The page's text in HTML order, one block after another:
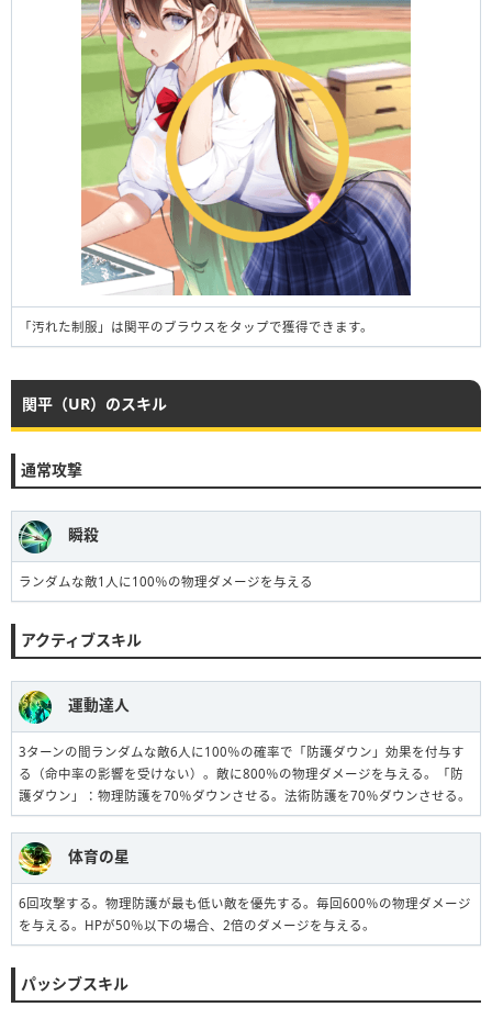
「汚れた制服」は関平のブラウスをタップで獲得できます。
関平（UR）のスキル
通常攻撃
瞬殺
ランダムな敵1人に100％の物理ダメージを与える
アクティブスキル
運動達人
3ターンの間ランダムな敵6人に100％の確率で「防護ダウン」効果を付与す
る（命中率の影響を受けない）。敵に800％の物理ダメージを与える。「防
護ダウン」：物理防護を70％ダウンさせる。法術防護を70％ダウンさせる。
体育の星
6回攻撃する。物理防護が最も低い敵を優先する。毎回600％の物理ダメージ
を与える。HPが50％以下の場合、2倍のダメージを与える。
パッシブスキル